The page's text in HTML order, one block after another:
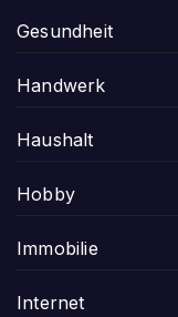
Gesundheit
Handwerk
Haushalt
Hobby
Immobilie
Internet